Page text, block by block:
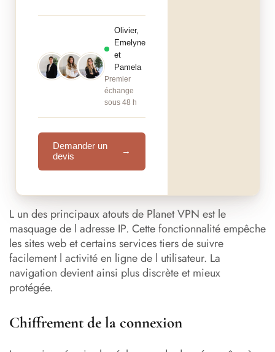
Olivier,
Emelyne
et
Pamela
Premier
échange
sous 48 h
Demander un
devis
→
L un des principaux atouts de Planet VPN est le
masquage de l adresse IP. Cette fonctionnalité empêche
les sites web et certains services tiers de suivre
facilement l activité en ligne de l utilisateur. La
navigation devient ainsi plus discrète et mieux
protégée.
Chiffrement de la connexion